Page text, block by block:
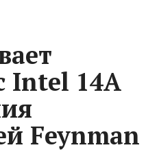
Intel 14A
Feynman